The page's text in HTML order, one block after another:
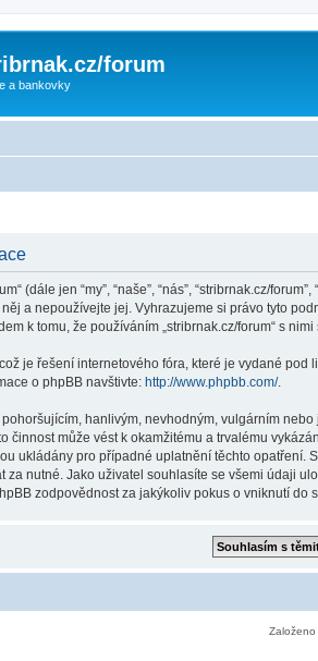
forum
a bankovky
(dále jen “my”, “naše”, “nás”, “stribrnak.cz/
něj a nepoužívejte jej. Vyhrazujeme si právo tyto
k tomu, že používáním „stribrnak.cz/forum“ s
je řešení internetového fóra, které je vydané pod
o phpBB navštivte: http://www.phpbb.com/.
hanlivým, nevhodným, vulgárním
činnost může vést k okamžitému a trvalému
ukládány pro případné uplatnění těchto opatření.
nutné. Jako uživatel souhlasíte se všemi údaji
zodpovědnost za jakýkoliv pokus o vniknutí do
Založeno